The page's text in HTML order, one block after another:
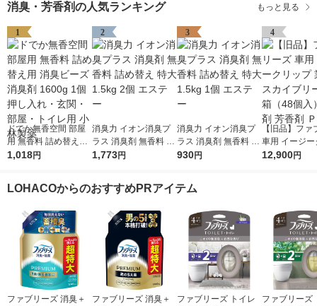
P＆G
消臭・芳香剤の人気ランキング もっと見る
1
ドでか無香空間 部屋
用 無香料 詰め替え用
消臭ビーズ 消臭剤 16
小林製薬
1,018円
2
消臭力 イオン消臭プ
ラス 消臭剤 無香料 詰
め替え 特大 1.5kg 2個
1,773円
3
消臭力 イオン消臭プ
ラス 消臭剤 無香料 詰
め替え 特大 1.5kg 1個
930円
4
【旧品】ファ
車用 イージー
プ 業務用 ス
12,900円
LOHACOからのおすすめPRアイテム
ファブリーズ 消臭＋
ファブリーズ 消臭＋
ファブリーズ トイレ
ファブリーズ